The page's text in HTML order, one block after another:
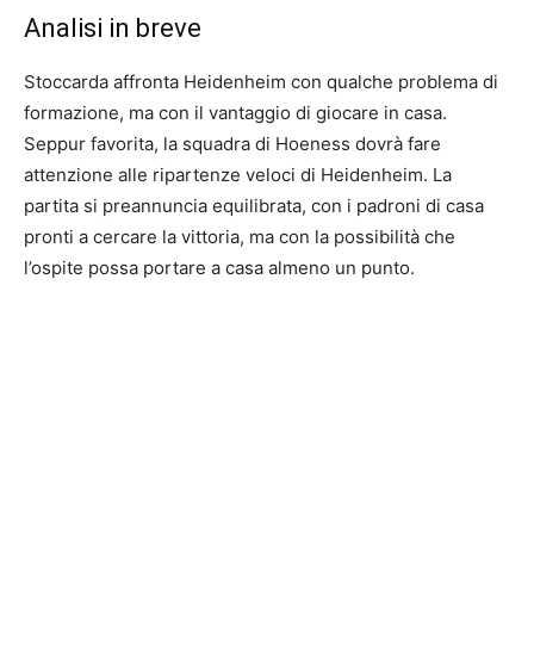
Analisi in breve
Stoccarda affronta Heidenheim con qualche problema di
formazione, ma con il vantaggio di giocare in casa.
Seppur favorita, la squadra di Hoeness dovrà fare
attenzione alle ripartenze veloci di Heidenheim. La
partita si preannuncia equilibrata, con i padroni di casa
pronti a cercare la vittoria, ma con la possibilità che
l’ospite possa portare a casa almeno un punto.